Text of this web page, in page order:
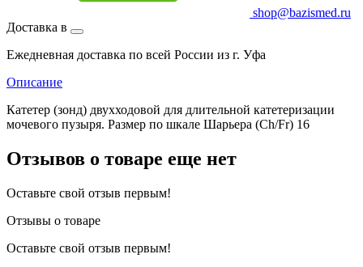
shop@bazismed.ru
Доставка в
Ежедневная доставка по всей России из г. Уфа
Описание
Катетер (зонд) двухходовой для длительной катетеризации
мочевого пузыря. Размер по шкале Шарьера (Ch/Fr) 16
Отзывов о товаре еще нет
Оставьте свой отзыв первым!
Отзывы о товаре
Оставьте свой отзыв первым!